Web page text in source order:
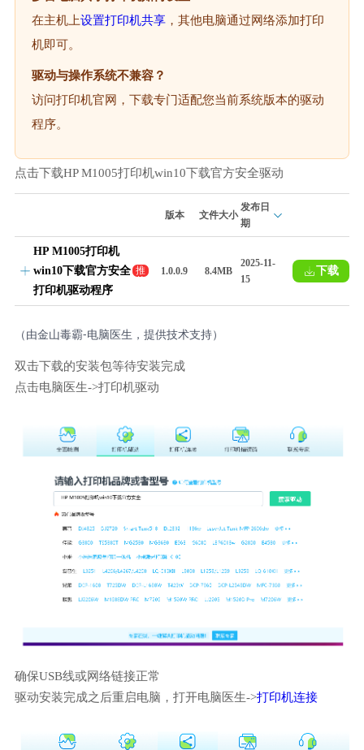
在主机上设置打印机共享，其他电脑通过网络添加打印
机即可。
驱动与操作系统不兼容？
访问打印机官网，下载专门适配您当前系统版本的驱动
程序。
点击下载HP M1005打印机win10下载官方安全驱动
版本 文件大小
发布日
期
HP M1005打印机
win10下载官方安全
打印机驱动程序
推
1.0.0.9 8.4MB
2025-11-
15
下载
（由金山毒霸-电脑医生，提供技术支持）
双击下载的安装包等待安装完成
点击电脑医生->打印机驱动
确保USB线或网络链接正常
驱动安装完成之后重启电脑，打开电脑医生->打印机连接